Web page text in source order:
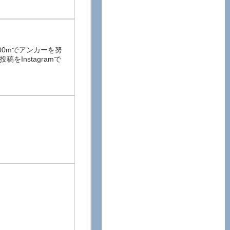
でアンカーを努
稿をInstagramで